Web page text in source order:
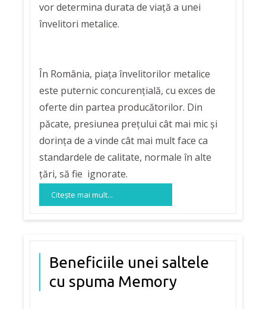
vor determina durata de viață a unei
învelitori metalice.
În România, piața învelitorilor metalice
este puternic concurențială, cu exces de
oferte din partea producătorilor. Din
păcate, presiunea prețului cât mai mic și
dorința de a vinde cât mai mult face ca
standardele de calitate, normale în alte
țări, să fie ignorate.
Citeşte mai mult...
Beneficiile unei saltele
cu spuma Memory